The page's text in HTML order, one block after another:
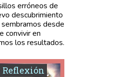
erróneos de
descubrimiento
sembramos desde
convivir en
los resultados.
Reflexión